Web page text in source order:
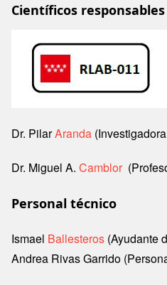
Científicos responsables
Image
Dr. PilarAranda
Dr. Miguel A. Camblor
Personal técnico
Ismael Ballesteros (Ayudante
Andrea Rivas Garrido